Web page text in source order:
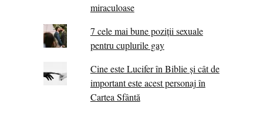
miraculoase
7 cele mai bune poziții sexuale
pentru cuplurile gay
Cine este Lucifer în Biblie și cât de
important este acest personaj în
Cartea Sfântă